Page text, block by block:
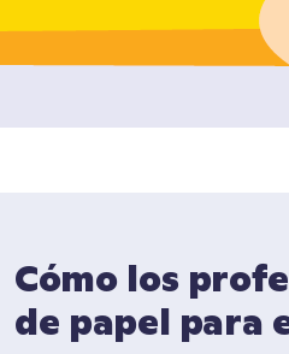
Cómo los
de papel para